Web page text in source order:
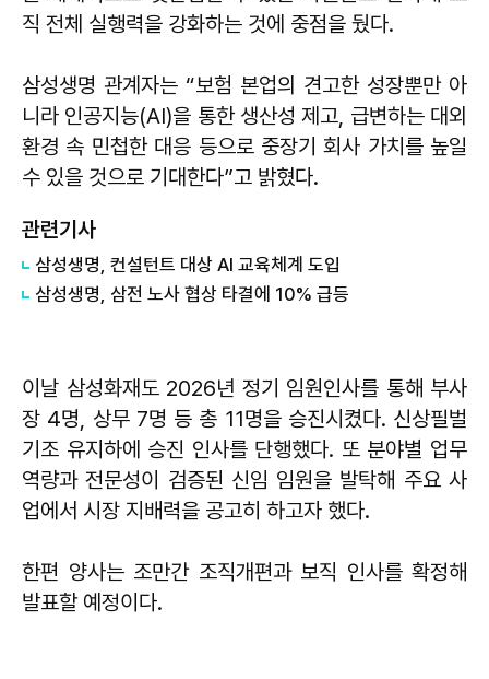
직 전체 실행력을 강화하는 것에 중점을 뒀다.
삼성생명 관계자는 “보험 본업의 견고한 성장뿐만 아
니라 인공지능(AI)을 통한 생산성 제고, 급변하는 대외
환경 속 민첩한 대응 등으로 중장기 회사 가치를 높일
수 있을 것으로 기대한다”고 밝혔다.
관련기사
삼성생명, 컨설턴트 대상 AI 교육체계 도입
삼성생명, 삼전 노사 협상 타결에 10% 급등
이날 삼성화재도 2026년 정기 임원인사를 통해 부사
장 4명, 상무 7명 등 총 11명을 승진시켰다. 신상필벌
기조 유지하에 승진 인사를 단행했다. 또 분야별 업무
역량과 전문성이 검증된 신임 임원을 발탁해 주요 사
업에서 시장 지배력을 공고히 하고자 했다.
한편 양사는 조만간 조직개편과 보직 인사를 확정해
발표할 예정이다.